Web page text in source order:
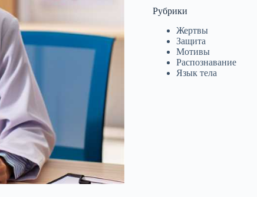
Рубрики
Жертвы
Защита
Мотивы
Распознавание
Язык тела